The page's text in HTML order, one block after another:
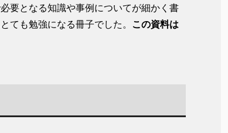
要となる知識や事例についてが細かく書
ても勉強になる冊子でした。
この資料は